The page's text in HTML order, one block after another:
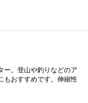
ー。登山や釣りなどのア
もおすすめです。伸縮性